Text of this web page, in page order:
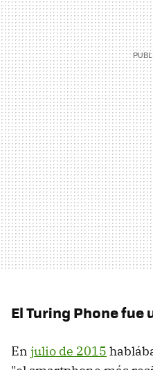
El Turing Phone
En julio de 2015